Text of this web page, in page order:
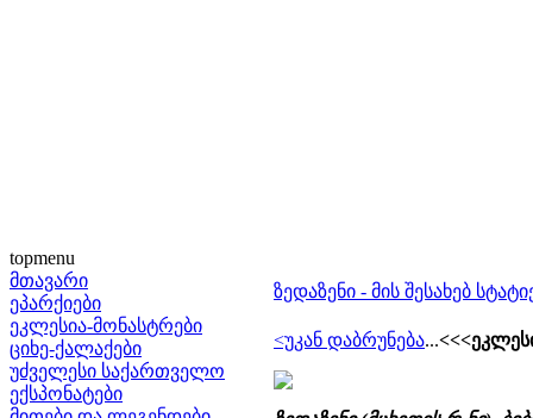
topmenu
მთავარი
ეპარქიები
ეკლესია-მონასტრები
ციხე-ქალაქები
უძველესი საქართველო
ექსპონატები
ზედაზენი - მის შესახებ
<უკან დაბრუნება...